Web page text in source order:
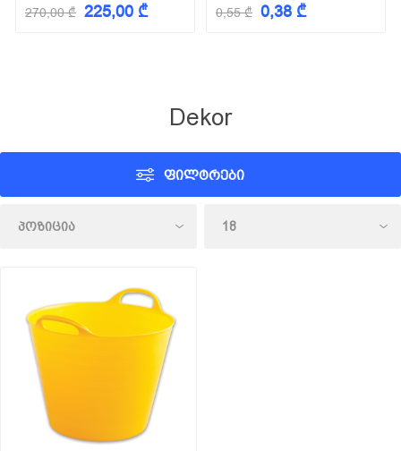
270,00 ₾ 225,00 ₾ 0,55 ₾ 0,38 ₾
Dekor
ᲤᲘᲚᲢᲠᲔᲑᲘ